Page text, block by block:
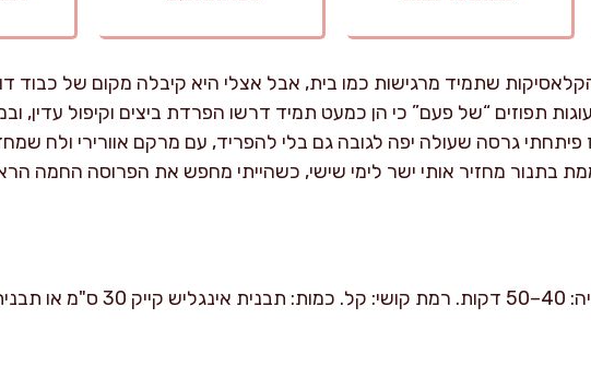
שתמיד מרגישות כמו בית, אבל אצלי היא קיבלה מקום של כבוד
תפוזים “של פעם” כי הן כמעט תמיד דרשו הפרדת ביצים וקיפול עדין,
פיתחתי גרסה שעולה יפה לגובה גם בלי להפריד, עם מרקם אוורירי ולח
בתנור מחזיר אותי ישר לימי שישי, כשהייתי מחפש את הפרוסה החמה